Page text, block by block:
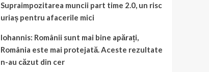
Supraimpozitarea muncii part time 2.0, un risc
uriaș pentru afacerile mici
Iohannis: Românii sunt mai bine apărați,
România este mai protejată. Aceste rezultate
n-au căzut din cer